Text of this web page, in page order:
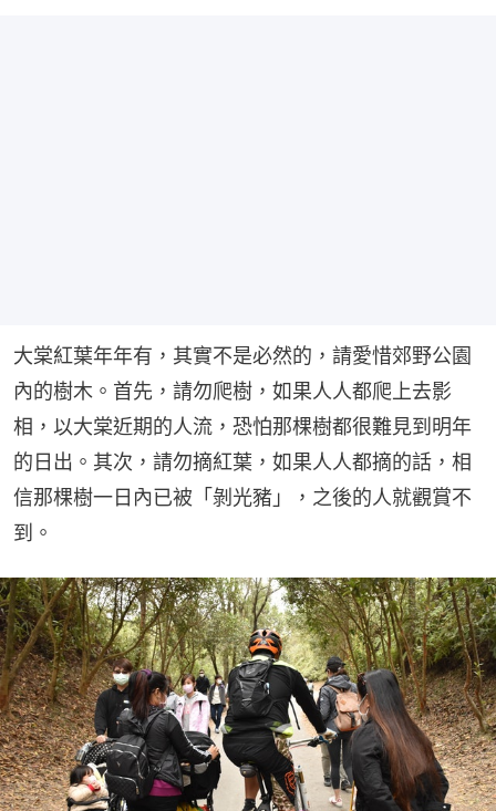
大棠紅葉年年有，其實不是必然的，請愛惜郊野公園
內的樹木。首先，請勿爬樹，如果人人都爬上去影
相，以大棠近期的人流，恐怕那棵樹都很難見到明年
的日出。其次，請勿摘紅葉，如果人人都摘的話，相
信那棵樹一日內已被「剝光豬」，之後的人就觀賞不
到。